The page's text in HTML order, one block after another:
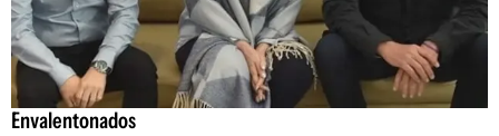
Envalentonados